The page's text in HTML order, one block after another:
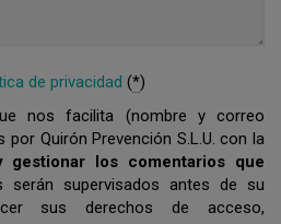
de privacidad (*)
nos facilita (nombre y correo
Quirón Prevención S.L.U. con la
gestionar los comentarios que
serán supervisados antes de su
sus derechos de acceso,